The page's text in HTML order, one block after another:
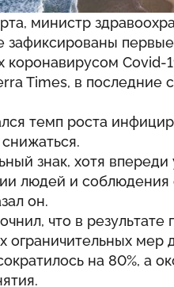
министр
зафиксированы
коронавирусом Covid-
Times, в последние
темп роста
знак, хотя
людей и соблюдения
он.
что в
ограничительных мер
на 80%, а